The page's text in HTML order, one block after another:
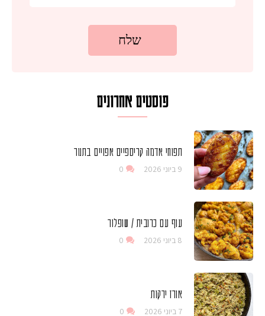
פוסטים אחרונים
תפוחי אדמה קריספיים אפויים בתנור
9 ביוני 2026 0
עוף עם כרובית / שופלור
8 ביוני 2026 0
אורז ירקות
7 ביוני 2026 0